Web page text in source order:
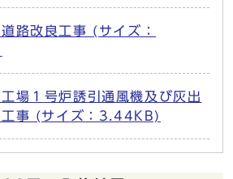
路改良工事 (サイズ：
場１号炉誘引通風機及び灰出
工事 (サイズ：3.44KB)